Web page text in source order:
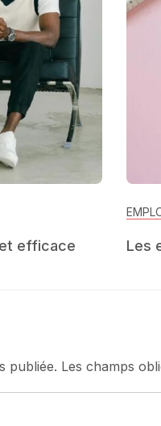
efficace Les
publiée. Les champs